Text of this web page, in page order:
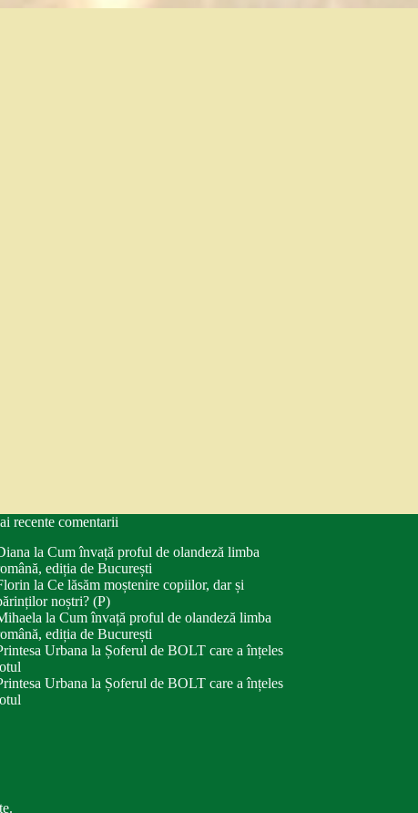
recente comentarii
la Cum învață proful de olandeză limba
ediția de București
la Ce lăsăm moștenire copiilor, dar și
noștri? (P)
la Cum învață proful de olandeză limba
ediția de București
Urbana la Șoferul de BOLT care a înțeles
Urbana la Șoferul de BOLT care a înțeles